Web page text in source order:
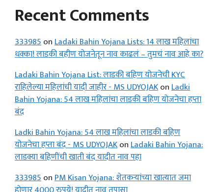
Recent Comments
333985onLadaki Bahin Yojana Lists: 14 लाख महिलांचा
धक्का! लाडकी बहीण योजनेतून नाव काढलं – तुमचं नाव आहे का?
Ladaki Bahin Yojana List: लाडकी बहिण योजनेची KYC
राहिलेल्या महिलांची यादी जाहीर - MS UDYOJAKonLadki
Bahin Yojana: 54 लाख महिलांचा लाडकी बहिण योजनेचा हप्ता
बंद
Ladki Bahin Yojana: 54 लाख महिलांचा लाडकी बहिण
योजनेचा हप्ता बंद - MS UDYOJAKonLadaki Bahin Yojana:
लाडक्या बहिणींची खाती बंद यादीत नाव पहा
333985onPM Kisan Yojana: शेतकऱ्यांच्या खात्यात जमा